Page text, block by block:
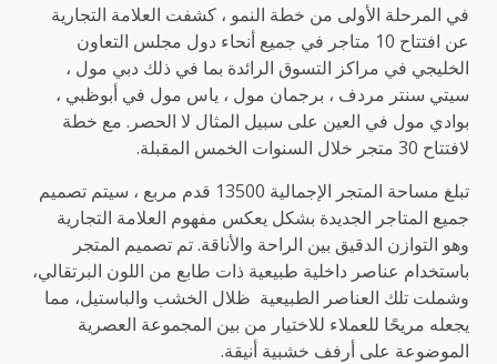
في المرحلة الأولى من خطة النمو ، كشفت العلامة التجارية
عن افتتاح 10 متاجر في جميع أنحاء دول مجلس التعاون
الخليجي في مراكز التسوق الرائدة بما في ذلك دبي مول ،
سيتي سنتر مردف ، برجمان مول ، ياس مول في أبوظبي ،
بوادي مول في العين على سبيل المثال لا الحصر. مع خطة
لافتتاح 30 متجر خلال السنوات الخمس المقبلة.
تبلغ مساحة المتجر الإجمالية 13500 قدم مربع ، سيتم تصميم
جميع المتاجر الجديدة بشكل يعكس مفهوم العلامة التجارية
وهو التوازن الدقيق بين الراحة والأناقة. تم تصميم المتجر
باستخدام عناصر داخلية طبيعية ذات طابع من اللون البرتقالي،
وشملت تلك العناصر الطبيعية ظلال الخشب والباستيل، مما
يجعله مريحًا للعملاء للاختيار من بين المجموعة العصرية
الموضوعة على أرفف خشبية أنيقة.